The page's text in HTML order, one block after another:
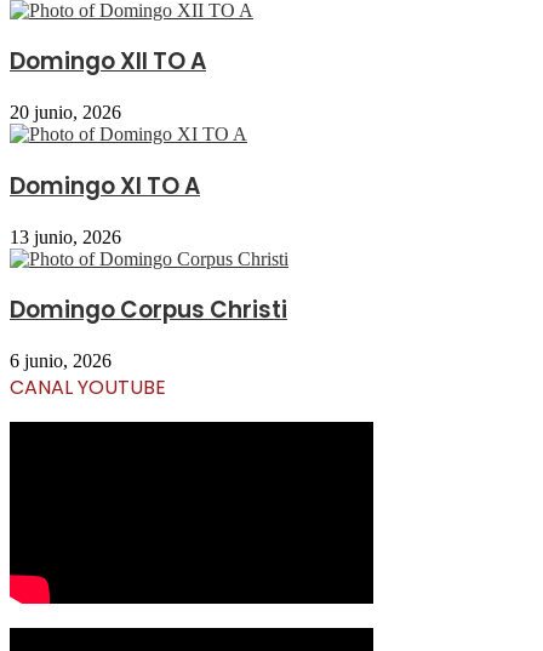
Domingo XII TO A
20 junio, 2026
Domingo XI TO A
13 junio, 2026
Domingo Corpus Christi
6 junio, 2026
CANAL YOUTUBE